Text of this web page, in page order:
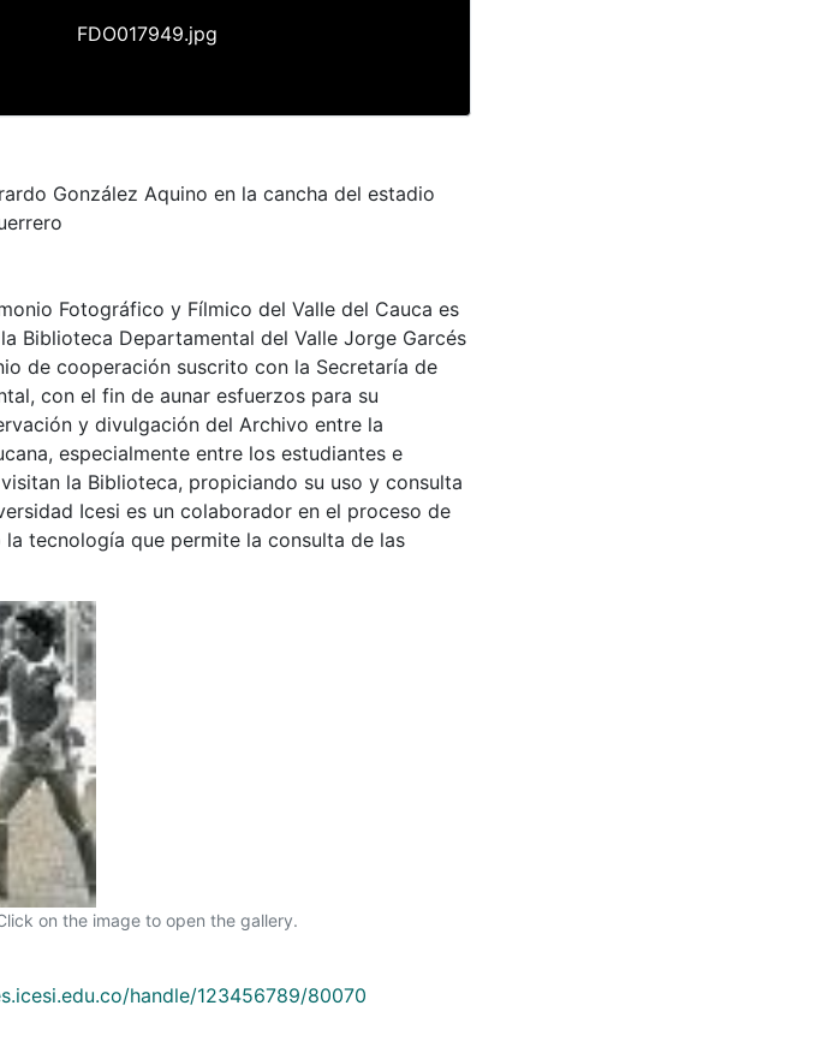
FDO017949.jpg
González Aquino en la cancha del estadio
Fotográfico y Fílmico del Valle del Cauca es
Biblioteca Departamental del Valle Jorge Garcés
de cooperación suscrito con la Secretaría de
con el fin de aunar esfuerzos para su
y divulgación del Archivo entre la
especialmente entre los estudiantes e
la Biblioteca, propiciando su uso y consulta
Icesi es un colaborador en el proceso de
tecnología que permite la consulta de las
on the image to open the gallery.
handle/123456789/80070